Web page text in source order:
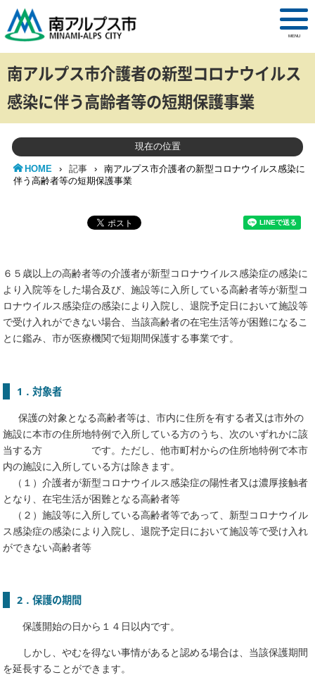
MENU
南アルプス市介護者の新型コロナウイルス
感染に伴う高齢者等の短期保護事業
現在の位置
HOME › 記事 ›
南アルプス市介護者の新型コロナウイルス感染に
伴う高齢者等の短期保護事業
６５歳以上の高齢者等の介護者が新型コロナウイルス感染症の感染に
より入院等をした場合及び、施設等に入所している高齢者等が新型コ
ロナウイルス感染症の感染により入院し、退院予定日において施設等
で受け入れができない場合、当該高齢者の在宅生活等が困難になるこ
とに鑑み、市が医療機関で短期間保護する事業です。
1．対象者
保護の対象となる高齢者等は、市内に住所を有する者又は市外の
施設に本市の住所地特例で入所している方のうち、次のいずれかに該
当する方 です。ただし、他市町村からの住所地特例で本市
内の施設に入所している方は除きます。
（１）介護者が新型コロナウイルス感染症の陽性者又は濃厚接触者
となり、在宅生活が困難となる高齢者等
（２）施設等に入所している高齢者等であって、新型コロナウイル
ス感染症の感染により入院し、退院予定日において施設等で受け入れ
ができない高齢者等
2．保護の期間
保護開始の日から１４日以内です。
しかし、やむを得ない事情があると認める場合は、当該保護期間
を延長することができます。